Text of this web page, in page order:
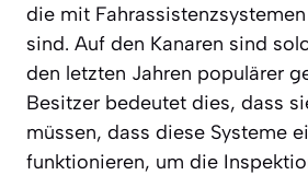
die mit
sind. Auf den Kanaren sind
den letzten Jahren populärer
Besitzer bedeutet dies, dass
müssen, dass diese Systeme
funktionieren, um die